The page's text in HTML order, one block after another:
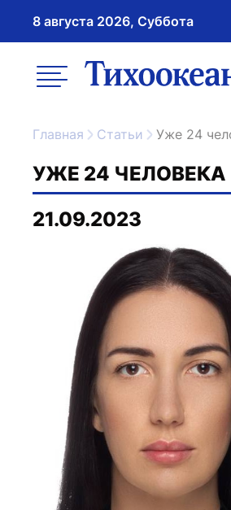
8 августа 2026, Суббота
меню
Главная Статьи Уже 24
УЖЕ 24
21.09.2023